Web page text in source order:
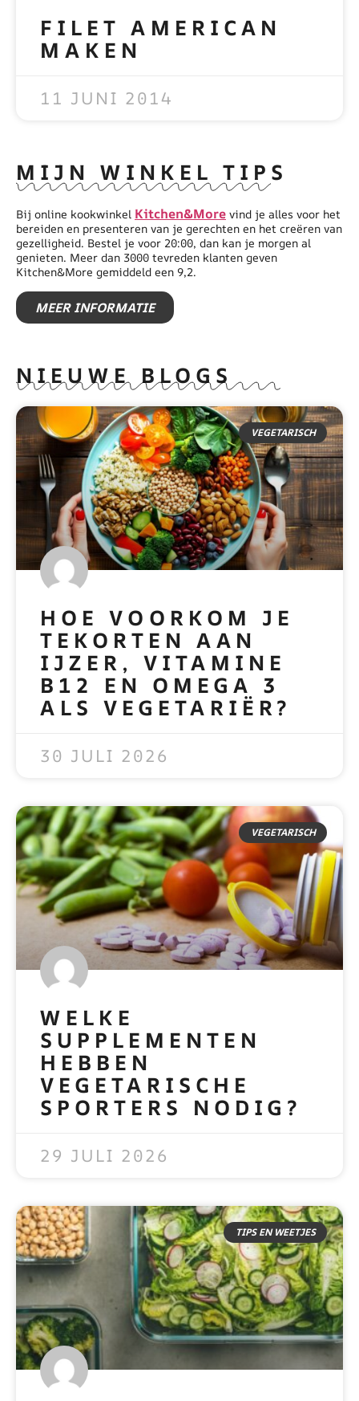
FILET AMERICAN
MAKEN
11 JUNI 2014
MIJN WINKEL TIPS
Bij online kookwinkel Kitchen&More vind je alles voor het
bereiden en presenteren van je gerechten en het creëren van
gezelligheid. Bestel je voor 20:00, dan kan je morgen al
genieten. Meer dan 3000 tevreden klanten geven
Kitchen&More gemiddeld een 9,2.
MEER INFORMATIE
NIEUWE BLOGS
VEGETARISCH
HOE VOORKOM JE
TEKORTEN AAN
IJZER, VITAMINE
B12 EN OMEGA 3
ALS VEGETARIËR?
30 JULI 2026
VEGETARISCH
WELKE
SUPPLEMENTEN
HEBBEN
VEGETARISCHE
SPORTERS NODIG?
29 JULI 2026
TIPS EN WEETJES